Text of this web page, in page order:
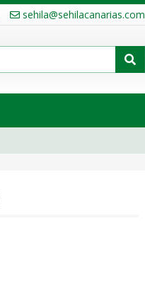
sehila@sehilacanarias.com